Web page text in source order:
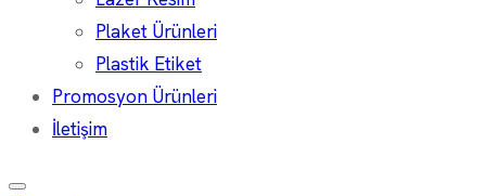
Plaket Ürünleri
Plastik Etiket
Promosyon Ürünleri
İletişim